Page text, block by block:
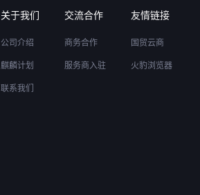
关于我们
公司介绍
麒麟计划
联系我们
交流合作
商务合作
服务商入驻
友情链接
国贸云商
火豹浏览器